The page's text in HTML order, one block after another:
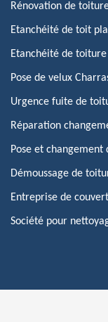
Rénovation de
Etanchéité de toit
Etanchéité de
Pose de velux
Urgence fuite de
Réparation
Pose et
Démoussage de
Entreprise de
Société pour